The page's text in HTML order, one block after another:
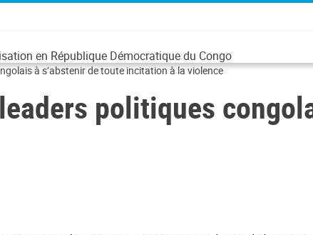
en République Démocratique du Congo
à s’abstenir de toute incitation à la violence
politiques